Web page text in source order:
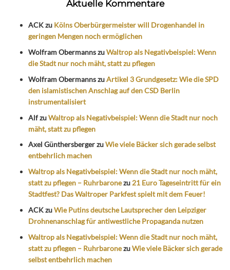
Aktuelle Kommentare
ACKzu Kölns Oberbürgermeister will Drogenhandel in
geringen Mengen noch ermöglichen
Wolfram ObermannszuWaltrop als Negativbeispiel: Wenn
die Stadt nur noch mäht, statt zu pflegen
Wolfram ObermannszuArtikel 3 Grundgesetz: Wie die SPD
den islamistischen Anschlag auf den CSD Berlin
instrumentalisiert
AlfzuWaltrop als Negativbeispiel: Wenn die Stadt nur noch
mäht, statt zu pflegen
Axel GünthersbergerzuWie viele Bäcker sich gerade selbst
entbehrlich machen
Waltrop als Negativbeispiel: Wenn die Stadt nur noch mäht,
statt zu pflegen – Ruhrbaronezu 21 Euro Tageseintritt für ein
Stadtfest? Das Waltroper Parkfest spielt mit dem Feuer!
ACKzuWie Putins deutsche Lautsprecher den Leipziger
Drohnenanschlag für antiwestliche Propaganda nutzen
Waltrop als Negativbeispiel: Wenn die Stadt nur noch mäht,
statt zu pflegen – RuhrbaronezuWie viele Bäcker sich gerade
selbst entbehrlich machen